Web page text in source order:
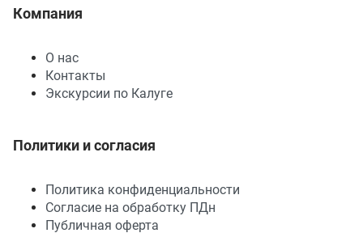
Компания
О нас
Контакты
Экскурсии по Калуге
Политики и согласия
Политика конфиденциальности
Согласие на обработку ПДн
Публичная оферта